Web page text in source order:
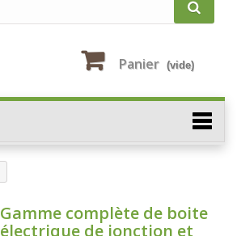
Panier (vide)
Gamme complète de boite
électrique de jonction et